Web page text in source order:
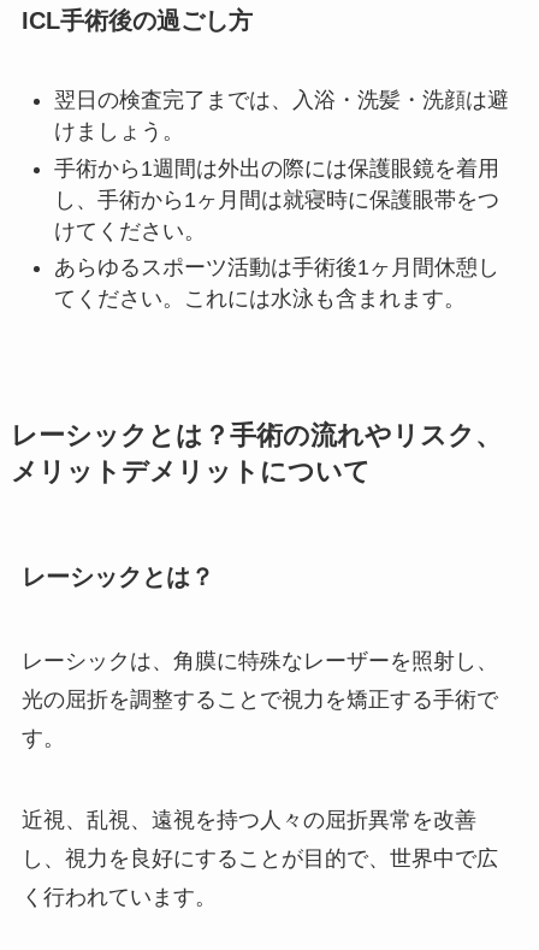
ICL手術後の過ごし方
翌日の検査完了までは、入浴・洗髪・洗顔は避
けましょう。
手術から1週間は外出の際には保護眼鏡を着用
し、手術から1ヶ月間は就寝時に保護眼帯をつ
けてください。
あらゆるスポーツ活動は手術後1ヶ月間休憩し
てください。これには水泳も含まれます。
レーシックとは？手術の流れやリスク、
メリットデメリットについて
レーシックとは？
レーシックは、角膜に特殊なレーザーを照射し、
光の屈折を調整することで視力を矯正する手術で
す。
近視、乱視、遠視を持つ人々の屈折異常を改善
し、視力を良好にすることが目的で、世界中で広
く行われています。